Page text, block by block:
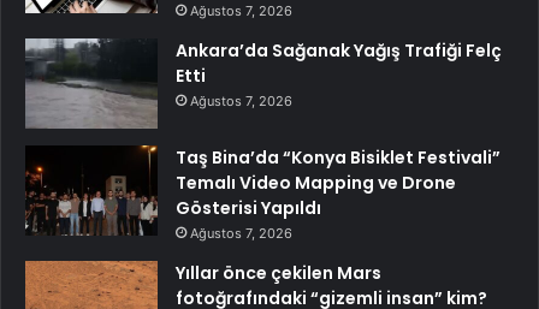
Ağustos 7, 2026
Ankara’da Sağanak Yağış Trafiği Felç
Etti
Ağustos 7, 2026
Taş Bina’da “Konya Bisiklet Festivali”
Temalı Video Mapping ve Drone
Gösterisi Yapıldı
Ağustos 7, 2026
Yıllar önce çekilen Mars
fotoğrafındaki “gizemli insan” kim?